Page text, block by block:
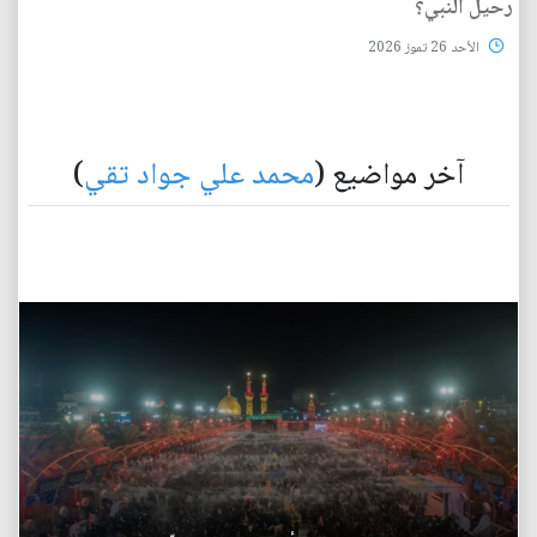
رحيل النبي؟
الأحد 26 تموز 2026
آخر مواضيع (محمد علي جواد تقي)